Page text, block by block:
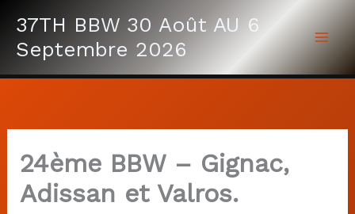
contenu
37TH BBW 30 Août AU 6
Septembre 2026
24ème BBW – Gignac,
Adissan et Valros.